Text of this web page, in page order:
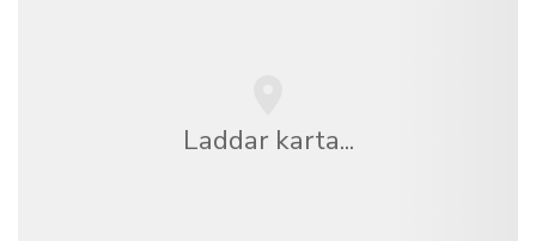
Laddar karta...